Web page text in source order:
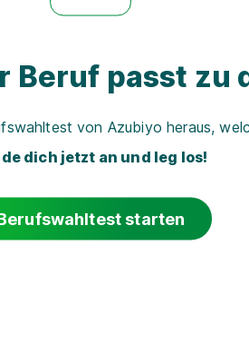
Beruf passt zu
von Azubiyo heraus,
dich jetzt an und leg los!
starten